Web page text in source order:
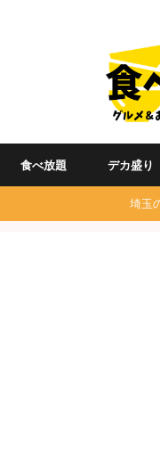
食べ放題 デカ盛り
埼玉